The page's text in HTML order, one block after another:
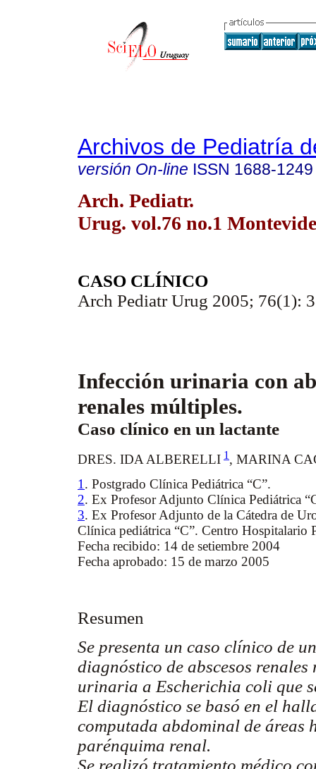
Archivos de Pediatría
versión On-line ISSN 1688-1249
Arch. Pediatr.
Urug. vol.76 no.1
CASO CLÍNICO
Arch Pediatr Urug 2005; 76(1):
Infección urinaria con
renales múltiples.
Caso clínico en un lactante
DRES. IDA ALBERELLI 1 , MARINA
1 . Postgrado Clínica Pediátrica “C”.
2. Ex Profesor Adjunto Clínica Pediátrica
3. Ex Profesor Adjunto de la Cátedra de
Clínica pediátrica “C”. Centro Hospitalario
Fecha recibido: 14 de setiembre 2004
Fecha aprobado: 15 de marzo 2005
Resumen
Se presenta un caso clínico de
diagnóstico de abscesos
urinaria a Escherichia coli que
El diagnóstico se basó en el
computada abdominal de áreas
parénquima renal.
Se realizó tratamiento médico